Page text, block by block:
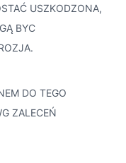
USZKODZONA,
BYC
DO TEGO
ZALECEŃ